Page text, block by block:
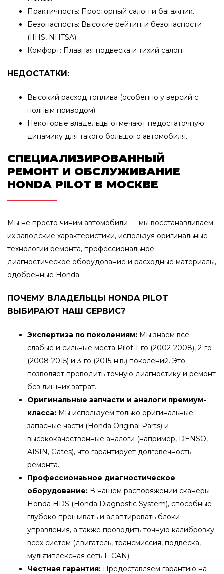
Практичность: Просторный салон и багажник.
Безопасность: Высокие рейтинги безопасности
(IIHS, NHTSA).
Комфорт: Плавная подвеска и тихий салон.
НЕДОСТАТКИ:
Высокий расход топлива (особенно у версий с
полным приводом).
Некоторые владельцы отмечают недостаточную
динамику для такого большого автомобиля.
СПЕЦИАЛИЗИРОВАННЫЙ
РЕМОНТ И ОБСЛУЖИВАНИЕ
HONDA PILOT В МОСКВЕ
Мы не просто чиним автомобили — мы восстанавливаем
их заводские характеристики, используя оригинальные
технологии ремонта, профессиональное
диагностическое оборудование и расходные материалы,
одобренные Honda.
ПОЧЕМУ ВЛАДЕЛЬЦЫ HONDA PILOT
ВЫБИРАЮТ НАШ СЕРВИС?
Экспертиза по поколениям: Мы знаем все
слабые и сильные места Pilot 1-го (2002-2008), 2-го
(2008-2015) и 3-го (2015-н.в.) поколений. Это
позволяет проводить точную диагностику и ремонт
без лишних затрат.
Оригинальные запчасти и аналоги премиум-
класса: Мы используем только оригинальные
запасные части (Honda Original Parts) и
высококачественные аналоги (например, DENSO,
AISIN, Gates), что гарантирует долговечность
ремонта.
Профессионаьное диагностическое
оборудование: В нашем распоряжении сканеры
Honda HDS (Honda Diagnostic System), способные
глубоко прошивать и адаптировать блоки
управления, а также проводить точную калибровку
всех систем (двигатель, трансмиссия, подвеска,
мультиплексная сеть F-CAN).
Честная гарантия: Предоставляем гарантию на